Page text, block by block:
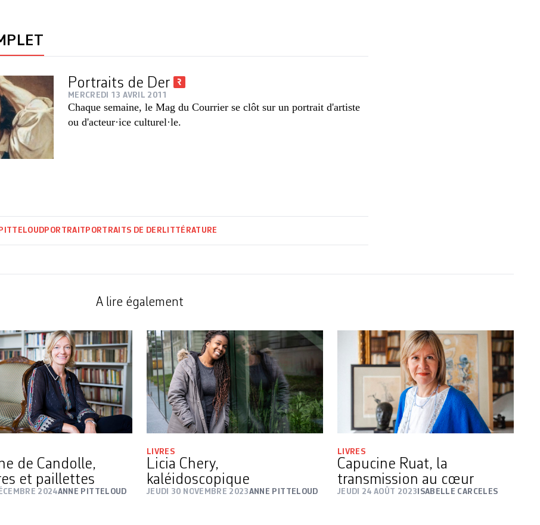
Portraits de Der
MERCREDI 13 AVRIL 2011
Chaque semaine, le Mag du Courrier se clôt sur un portrait d'artiste
ou d'acteur·ice culturel·le.
PORTRAIT PORTRAITS DE DER LITTÉRATURE
A lire également
de Candolle,
et paillettes
2024ANNE PITTELOUD
LIVRES
Licia Chery,
kaléidoscopique
JEUDI 30 NOVEMBRE 2023ANNE PITTELOUD
LIVRES
Capucine Ruat, la
transmission au cœur
JEUDI 24 AOÛT 2023 ISABELLE CARCELES